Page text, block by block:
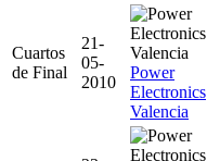
Cuartos
de Final
21-
05-
2010
Power
Electronics
Valencia